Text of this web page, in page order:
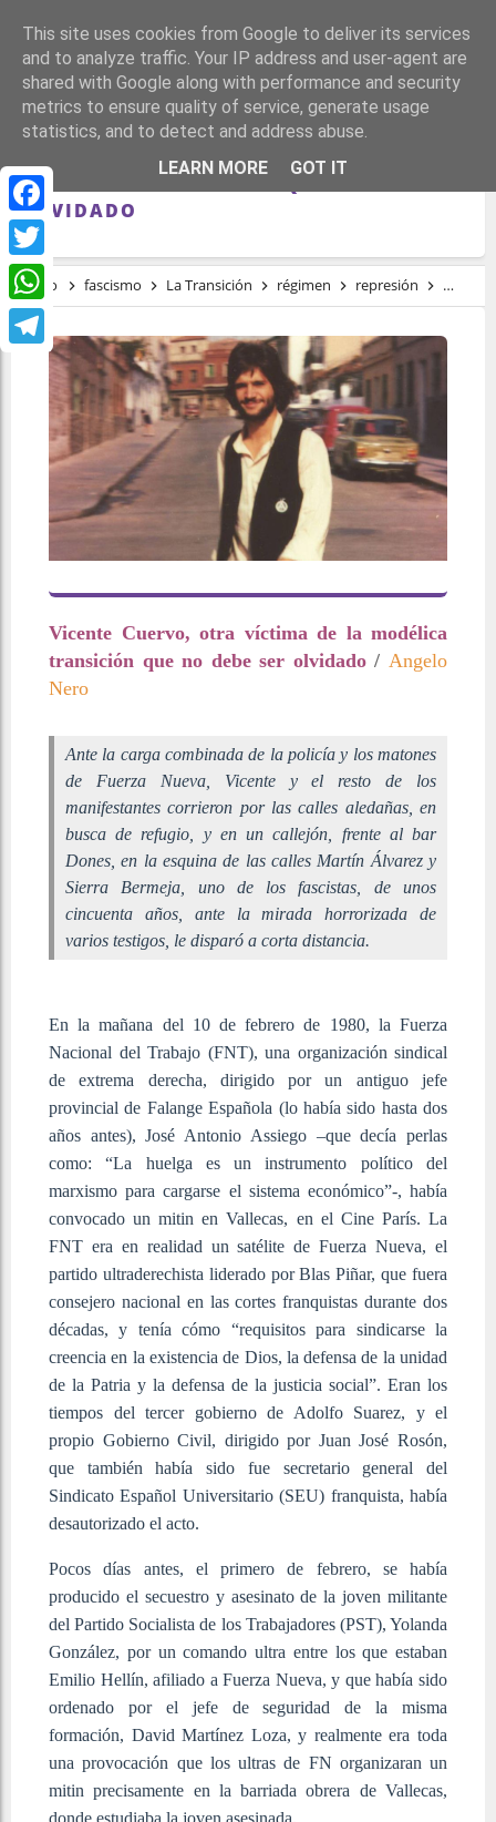
Facebook
Twitter
WhatsApp
Telegram
VICENTE CUERVO, OTRA VÍCTIMA DE LA
MODÉLICA TRANSICIÓN QUE NO DEBE SER
OLVIDADO
Inicio fascismo La Transición régimen represión
Vicente Cuervo, otra víctima de la modélica
transición que no debe ser olvidado/ Angelo
Nero
Ante la carga combinada de la policía y los matones
de Fuerza Nueva, Vicente y el resto de los
manifestantes corrieron por las calles aledañas, en
busca de refugio, y en un callejón, frente al bar
Dones, en la esquina de las calles Martín Álvarez y
Sierra Bermeja, uno de los fascistas, de unos
cincuenta años, ante la mirada horrorizada de
varios testigos, le disparó a corta distancia.
En la mañana del 10 de febrero de 1980, la Fuerza
Nacional del Trabajo (FNT), una organización sindical
de extrema derecha, dirigido por un antiguo jefe
provincial de Falange Española (lo había sido hasta dos
años antes), José Antonio Assiego –que decía perlas
como: “La huelga es un instrumento político del
marxismo para cargarse el sistema económico”-, había
convocado un mitin en Vallecas, en el Cine París. La
FNT era en realidad un satélite de Fuerza Nueva, el
partido ultraderechista liderado por Blas Piñar, que fuera
consejero nacional en las cortes franquistas durante dos
décadas, y tenía cómo “requisitos para sindicarse la
creencia en la existencia de Dios, la defensa de la unidad
de la Patria y la defensa de la justicia social”. Eran los
tiempos del tercer gobierno de Adolfo Suarez, y el
propio Gobierno Civil, dirigido por Juan José Rosón,
que también había sido fue secretario general del
Sindicato Español Universitario (SEU) franquista, había
desautorizado el acto.
Pocos días antes, el primero de febrero, se había
producido el secuestro y asesinato de la joven militante
del Partido Socialista de los Trabajadores (PST), Yolanda
González, por un comando ultra entre los que estaban
Emilio Hellín, afiliado a Fuerza Nueva, y que había sido
ordenado por el jefe de seguridad de la misma
formación, David Martínez Loza, y realmente era toda
una provocación que los ultras de FN organizaran un
mitin precisamente en la barriada obrera de Vallecas,
donde estudiaba la joven asesinada.
This site uses cookies from Google to deliver its services
and to analyze traffic. Your IP address and user-agent are
shared with Google along with performance and security
metrics to ensure quality of service, generate usage
statistics, and to detect and address abuse.
LEARN MORE
GOT IT